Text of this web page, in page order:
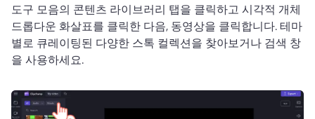
도구 모음의 콘텐츠 라이브러리 탭을 클릭하고 시각적 개체
드롭다운 화살표를 클릭한 다음, 동영상을 클릭합니다. 테마
별로 큐레이팅된 다양한 스톡 컬렉션을 찾아보거나 검색 창
을 사용하세요.